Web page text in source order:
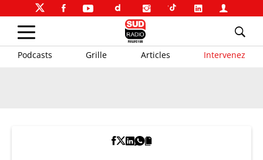
Podcasts Grille Articles Intervenez